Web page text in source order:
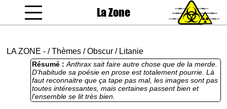
La Zone
LA ZONE - /Thèmes /Obscur / Litanie
Résumé : Anthrax sait faire autre chose que de la merde.
D'habitude sa poésie en prose est totalement pourrie. Là
faut reconnaitre que ça tape pas mal, les images sont pas
toutes intéressantes, mais certaines passent bien et
l'ensemble se lit très bien.